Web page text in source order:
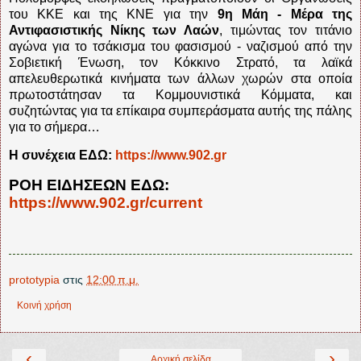
του ΚΚΕ και της ΚΝΕ για την 9η Μάη - Μέρα της
Αντιφασιστικής Νίκης των Λαών, τιμώντας τον τιτάνιο
αγώνα για το τσάκισμα του φασισμού - ναζισμού από την
Σοβιετική Ένωση, τον Κόκκινο Στρατό, τα λαϊκά
απελευθερωτικά κινήματα των άλλων χωρών στα οποία
πρωτοστάτησαν τα Κομμουνιστικά Κόμματα, και
συζητώντας για τα επίκαιρα συμπεράσματα αυτής της πάλης
για το σήμερα…
Η συνέχεια ΕΔΩ: https://www.902.gr
ΡΟΗ ΕΙΔΗΣΕΩΝ ΕΔΩ:
https://www.902.gr/current
prototypia στις 12:00 π.μ.
Κοινή χρήση